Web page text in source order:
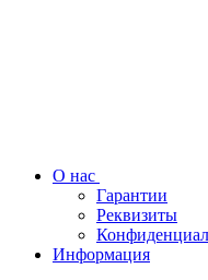
О нас
Гарантии
Реквизиты
Информация